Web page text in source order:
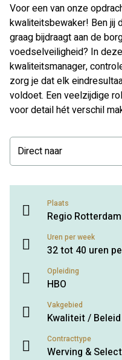
Voor een van onze
kwaliteitsbewaker! Ben jij
graag bijdraagt aan de
voedselveiligheid? In
kwaliteitsmanager,
zorg je dat elk
voldoet. Een veelzijdige
voor detail hét verschil
Direct naar
Plaats
Regio Rotterdam
Uren per week
32 tot 40 uren
Opleiding
HBO
Vakgebied
Kwaliteit / Beleid
Contracttype
Werving &